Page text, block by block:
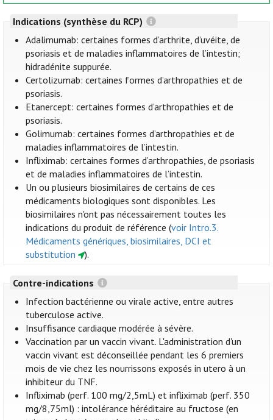
Indications (synthèse du RCP)
Adalimumab: certaines formes d’arthrite, d’uvéite, de
psoriasis et de maladies inflammatoires de l’intestin;
hidradénite suppurée.
Certolizumab: certaines formes d’arthropathies et de
psoriasis.
Etanercept: certaines formes d’arthropathies et de
psoriasis.
Golimumab: certaines formes d’arthropathies et de
maladies inflammatoires de l’intestin.
Infliximab: certaines formes d’arthropathies, de psoriasis
et de maladies inflammatoires de l’intestin.
Un ou plusieurs biosimilaires de certains de ces
médicaments biologiques sont disponibles. Les
biosimilaires n'ont pas nécessairement toutes les
indications du produit de référence (voir Intro.3.
Médicaments génériques, biosimilaires, DCI et
substitution
).
Contre-indications
Infection bactérienne ou virale active, entre autres
tuberculose active.
Insuffisance cardiaque modérée à sévère.
Vaccination par un vaccin vivant. L'administration d'un
vaccin vivant est déconseillée pendant les 6 premiers
mois de vie chez les nourrissons exposés in utero à un
inhibiteur du TNF.
Infliximab (perf. 100 mg/2,5mL) et infliximab (perf. 350
mg/8,75ml) : intolérance héréditaire au fructose (en